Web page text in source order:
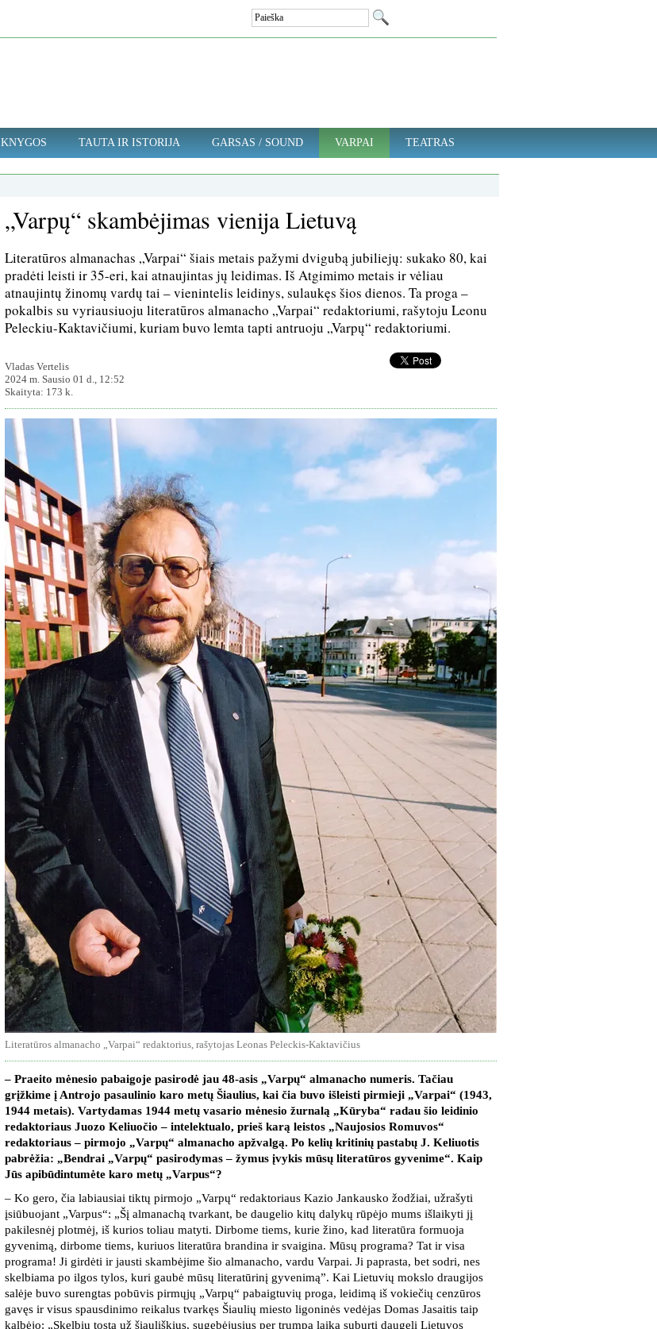
KNYGOS TAUTA IR ISTORIJA GARSAS / SOUND VARPAI TEATRAS
„Varpų“ skambėjimas vienija Lietuvą
Literatūros almanachas „Varpai“ šiais metais pažymi dvigubą jubiliejų: sukako 80, kai
pradėti leisti ir 35-eri, kai atnaujintas jų leidimas. Iš Atgimimo metais ir vėliau
atnaujintų žinomų vardų tai – vienintelis leidinys, sulaukęs šios dienos. Ta proga –
pokalbis su vyriausiuoju literatūros almanacho „Varpai“ redaktoriumi, rašytoju Leonu
Peleckiu-Kaktavičiumi, kuriam buvo lemta tapti antruoju „Varpų“ redaktoriumi.
Vladas Vertelis
2024 m. Sausio 01 d., 12:52
Skaityta: 173 k.
Li­te­ra­tū­ros al­ma­na­cho „Var­pai“ re­dak­to­riu­s, ra­šy­to­jas Leo­nas Pe­lec­kis-Kak­ta­vi­čiu­s
– Praeito mėnesio pabaigoje pasirodė jau 48-asis „Varpų“ almanacho numeris. Tačiau
grįžkime į Antrojo pasaulinio karo metų Šiaulius, kai čia buvo išleisti pirmieji „Varpai“ (1943,
1944 metais). Vartydamas 1944 metų vasario mėnesio žurnalą „Kūryba“ radau šio leidinio
redaktoriaus Juozo Keliuočio – intelektualo, prieš karą leistos „Naujosios Romuvos“
redaktoriaus – pirmojo „Varpų“ almanacho apžvalgą. Po kelių kritinių pastabų J. Keliuotis
pabrėžia: „Bendrai „Varpų“ pasirodymas – žymus įvykis mūsų literatūros gyvenime“. Kaip
Jūs apibūdintumėte karo metų „Varpus“?
– Ko gero, čia labiausiai tiktų pirmojo „Varpų“ redaktoriaus Kazio Jankausko žodžiai, užrašyti
įsiūbuojant „Varpus“: „Šį almanachą tvarkant, be daugelio kitų dalykų rūpėjo mums išlaikyti jį
pakilesnėj plotmėj, iš kurios toliau matyti. Dirbome tiems, kurie žino, kad literatūra formuoja
gyvenimą, dirbome tiems, kuriuos literatūra brandina ir svaigina. Mūsų programa? Tat ir visa
programa! Ji girdėti ir jausti skambėjime šio almanacho, vardu Varpai. Ji paprasta, bet sodri, nes
skelbiama po ilgos tylos, kuri gaubė mūsų literatūrinį gyvenimą”. Kai Lietuvių mokslo draugijos
salėje buvo surengtas pobūvis pirmųjų „Varpų“ pabaigtuvių proga, leidimą iš vokiečių cenzūros
gavęs ir visus spausdinimo reikalus tvarkęs Šiaulių miesto ligoninės vedėjas Domas Jasaitis taip
kalbėjo: „Skelbiu tostą už šiauliškius, sugebėjusius per trumpą laiką suburti daugelį Lietuvos